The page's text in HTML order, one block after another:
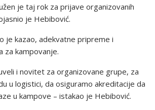
je taj rok za prijave organizovanih
je Hebibović.
je kazao, adekvatne pripreme i
za kampovanje.
i novitet za organizovane grupe, za
u logistici, da osiguramo akreditacije da
u kampove – istakao je Hebibović.